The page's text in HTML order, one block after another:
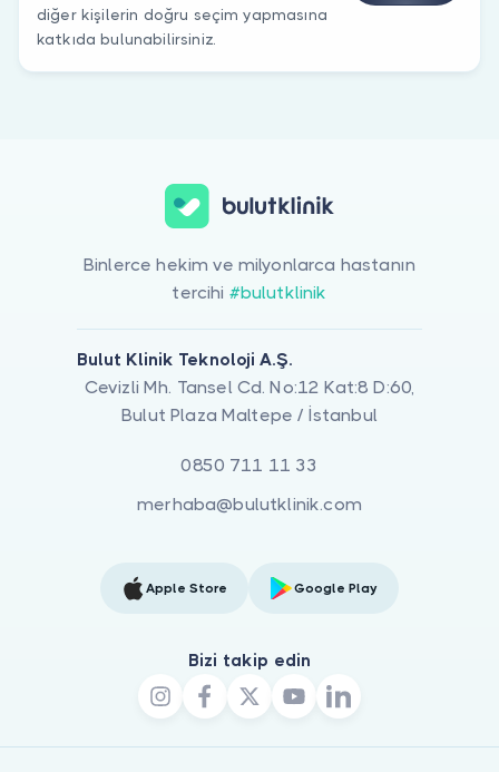
diğer kişilerin doğru seçim yapmasına
katkıda bulunabilirsiniz.
Binlerce hekim ve milyonlarca hastanın
tercihi #bulutklinik
Bulut Klinik Teknoloji A.Ş.
Cevizli Mh. Tansel Cd. No:12 Kat:8 D:60,
Bulut Plaza Maltepe / İstanbul
0850 711 11 33
merhaba@bulutklinik.com
Apple Store Google Play
Bizi takip edin